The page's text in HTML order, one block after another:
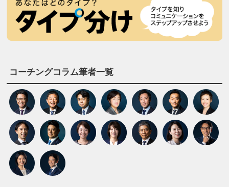
コーチングコラム筆者一覧